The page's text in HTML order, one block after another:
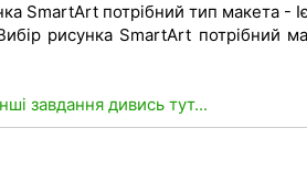
SmartArt потрібний тип макета -
рисунка SmartArt потрібний
завдання дивись тут...